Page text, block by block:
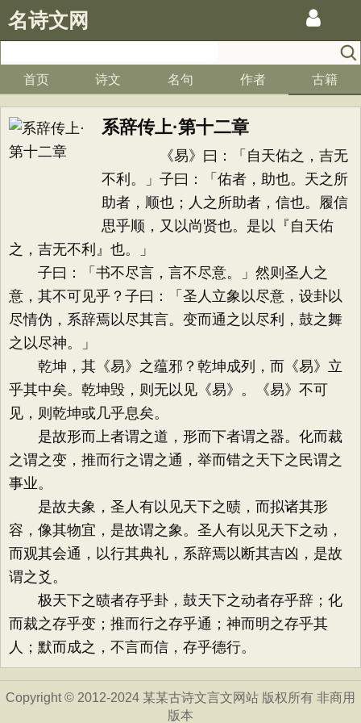
名诗文网
首页 诗文 名句 作者 古籍
系辞传上·第十二章
《易》曰：「自天佑之，吉无
不利。」子曰：「佑者，助也。天之所
助者，顺也；人之所助者，信也。履信
思乎顺，又以尚贤也。是以『自天佑
之，吉无不利』也。」
子曰：「书不尽言，言不尽意。」然则圣人之
意，其不可见乎？子曰：「圣人立象以尽意，设卦以
尽情伪，系辞焉以尽其言。变而通之以尽利，鼓之舞
之以尽神。」
乾坤，其《易》之蕴邪？乾坤成列，而《易》立
乎其中矣。乾坤毁，则无以见《易》。《易》不可
见，则乾坤或几乎息矣。
是故形而上者谓之道，形而下者谓之器。化而裁
之谓之变，推而行之谓之通，举而错之天下之民谓之
事业。
是故夫象，圣人有以见天下之赜，而拟诸其形
容，像其物宜，是故谓之象。圣人有以见天下之动，
而观其会通，以行其典礼，系辞焉以断其吉凶，是故
谓之爻。
极天下之赜者存乎卦，鼓天下之动者存乎辞；化
而裁之存乎变；推而行之存乎通；神而明之存乎其
人；默而成之，不言而信，存乎德行。
Copyright © 2012-2024 某某古诗文言文网站 版权所有 非商用
版本